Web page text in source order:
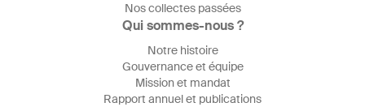
Nos collectes passées
Qui sommes-nous ?
Notre histoire
Gouvernance et équipe
Mission et mandat
Rapport annuel et publications